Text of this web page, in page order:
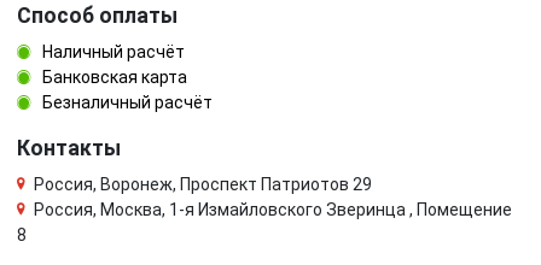
Способ оплаты
Наличный расчёт
Банковская карта
Безналичный расчёт
Контакты
Россия, Воронеж, Проспект Патриотов 29
Россия, Москва, 1-я Измайловского Зверинца , Помещение
8